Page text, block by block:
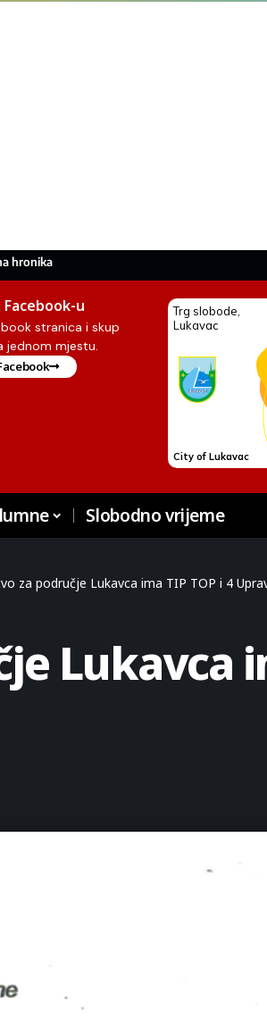
hronika
Facebook-u
stranica i skup
jednom mjestu.
Slobodno vrijeme
za područje Lukavca ima TIP TOP i 4
Lukavca